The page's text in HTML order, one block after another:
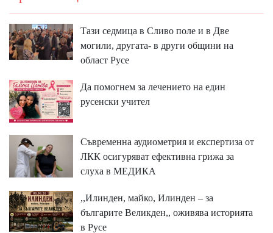
Тази седмица в Сливо поле и в Две
могили, другата- в други общини на
област Русе
Да помогнем за лечението на един
русенски учител
Съвременна аудиометрия и експертиза от
ЛКК осигуряват ефективна грижа за
слуха в МЕДИКА
,,Илинден, майко, Илинден – за
българите Великден,, оживява историята
в Русе